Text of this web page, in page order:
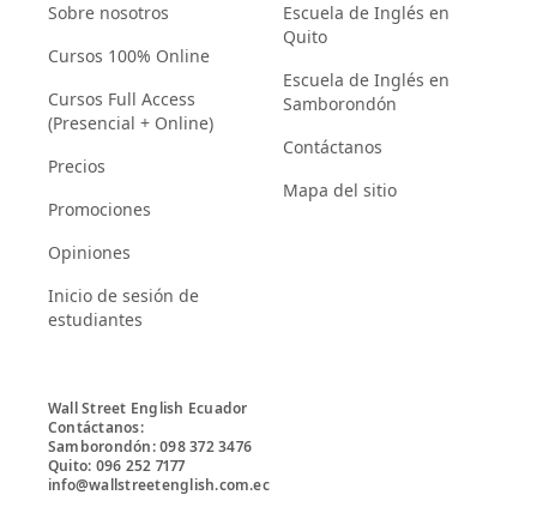
Sobre nosotros
Cursos 100% Online
Cursos Full Access
(Presencial + Online)
Precios
Promociones
Opiniones
Inicio de sesión de
estudiantes
Escuela de Inglés en
Quito
Escuela de Inglés en
Samborondón
Contáctanos
Mapa del sitio
Wall Street English Ecuador
Contáctanos:
Samborondón: 098 372 3476
Quito: 096 252 7177
info@wallstreetenglish.com.ec